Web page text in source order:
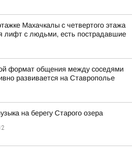
Махачкалы с четвертого этажа
лифт с людьми, есть пострадавшие
формат общения между соседями
развивается на Ставрополье
на берегу Старого озера